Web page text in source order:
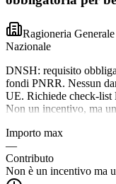
Ragioneria
Nazionale
DNSH: requisito
fondi PNRR. Nessun
UE. Richiede check-list
Non un incentivo, ma
Importo max
—
Contributo
Non è un incentivo ma